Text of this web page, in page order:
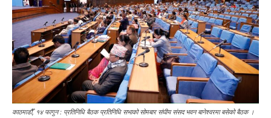
काठमाडौँ, १४ फागुन : प्रतिनिधि बैठक प्रतिनिधि सभाको सोमबार संघीय संसद भवन बानेश्वरमा बसेको बैठक ।